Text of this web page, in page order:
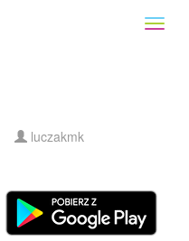
luczakmk